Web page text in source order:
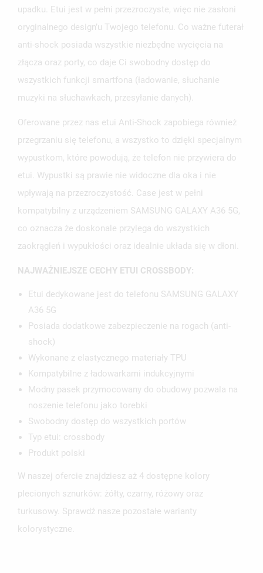
upadku. Etui jest w pełni przezroczyste, więc nie zasłoni
oryginalnego design’u Twojego telefonu. Co ważne futerał
anti-shock posiada wszystkie niezbędne wycięcia na
złącza oraz porty, co daje Ci swobodny dostęp do
wszystkich funkcji smartfona (ładowanie, słuchanie
muzyki na słuchawkach, przesyłanie danych).
Oferowane przez nas etui Anti-Shock zapobiega również
przegrzaniu się telefonu, a wszystko to dzięki specjalnym
wypustkom, które powodują, że telefon nie przywiera do
etui. Wypustki są prawie nie widoczne dla oka i nie
wpływają na przezroczystość. Case jest w pełni
kompatybilny z urządzeniem SAMSUNG GALAXY A36 5G,
co oznacza że doskonale przylega do wszystkich
zaokrągleń i wypukłości oraz idealnie układa się w dłoni.
NAJWAŻNIEJSZE CECHY ETUI CROSSBODY:
Etui dedykowane jest do telefonu SAMSUNG GALAXY
A36 5G
Posiada dodatkowe zabezpieczenie na rogach (anti-
shock)
Wykonane z elastycznego materiały TPU
Kompatybilne z ładowarkami indukcyjnymi
Modny pasek przymocowany do obudowy pozwala na
noszenie telefonu jako torebki
Swobodny dostęp do wszystkich portów
Typ etui: crossbody
Produkt polski
W naszej ofercie znajdziesz aż 4 dostępne kolory
plecionych sznurków: żółty, czarny, różowy oraz
turkusowy. Sprawdź nasze pozostałe warianty
kolorystyczne.
MOJE LISTY ŻYCZEŃ
add_circle_outline UTWÓRZ NOWĄ LISTĘ
UTWÓRZ LISTĘ ŻYCZEŃ
NAZWA LISTY ŻYCZEŃ
ZALOGUJ SIĘ
MUSISZ BYĆ ZALOGOWANY BY ZAPISAĆ PRODUKTY NA
SWOJEJ LIŚCIE ŻYCZEŃ.
ANULUJ ZALOGUJ SIĘ